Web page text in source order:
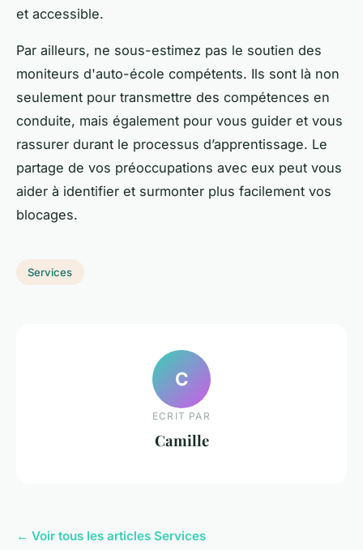
et accessible.
Par ailleurs, ne sous-estimez pas le soutien des
moniteurs d'auto-école compétents. Ils sont là non
seulement pour transmettre des compétences en
conduite, mais également pour vous guider et vous
rassurer durant le processus d’apprentissage. Le
partage de vos préoccupations avec eux peut vous
aider à identifier et surmonter plus facilement vos
blocages.
Services
C
ECRIT PAR
Camille
← Voir tous les articles Services